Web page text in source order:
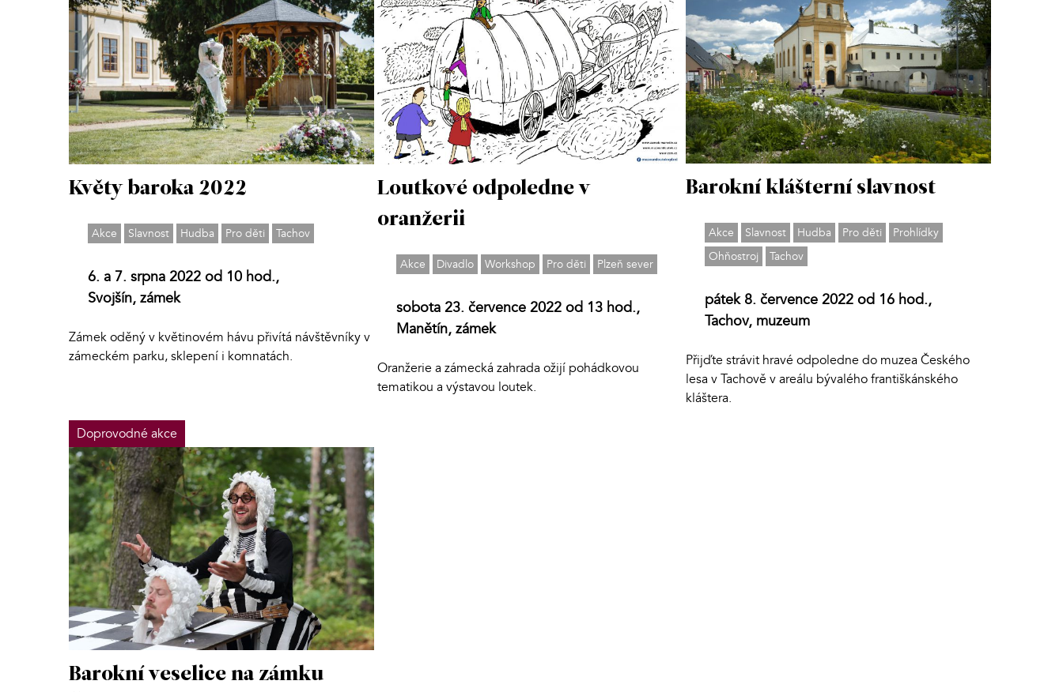
Květy baroka 2022
Akce Slavnost Hudba Pro děti Tachov
6. a 7. srpna 2022 od 10 hod.,
Svojšín, zámek
Zámek oděný v květinovém hávu přivítá návštěvníky v
zámeckém parku, sklepení i komnatách.
Loutkové odpoledne v
oranžerii
Akce Divadlo Workshop Pro děti Plzeň sever
sobota 23. července 2022 od 13 hod.,
Manětín, zámek
Oranžerie a zámecká zahrada ožijí pohádkovou
tematikou a výstavou loutek.
Barokní klášterní slavnost
Akce Slavnost Hudba Pro děti
Prohlídky
Ohňostroj
Tachov
pátek 8. července 2022 od 16 hod.,
Tachov, muzeum
Přijďte strávit hravé odpoledne do muzea Českého
lesa v Tachově v areálu bývalého františkánského
kláštera.
Doprovodné akce
Barokní veselice na zámku